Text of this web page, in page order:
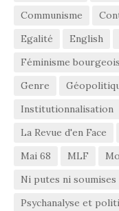
Communisme
Egalité
English
Féminisme bourgeois
Genre
Institutionnalisation
La Revue d'en Face
Mai 68
MLF
Ni putes ni soumises
Psychanalyse et